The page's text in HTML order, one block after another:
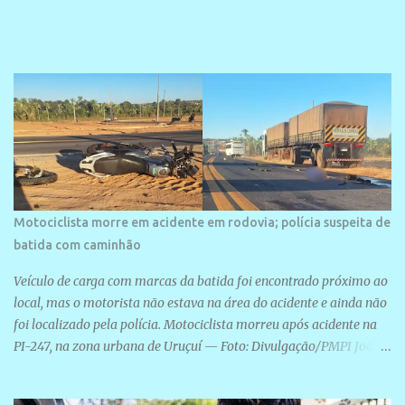
Motociclista morre em acidente em rodovia; polícia suspeita de
batida com caminhão
Veículo de carga com marcas da batida foi encontrado próximo ao
local, mas o motorista não estava na área do acidente e ainda não
foi localizado pela polícia. Motociclista morreu após acidente na
PI-247, na zona urbana de Uruçuí — Foto: Divulgação/PMPI João